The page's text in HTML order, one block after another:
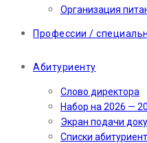
Организация
Профессии /
Абитуриенту
Слово директора
Набор на 2026 —
Экран подачи
Cписки